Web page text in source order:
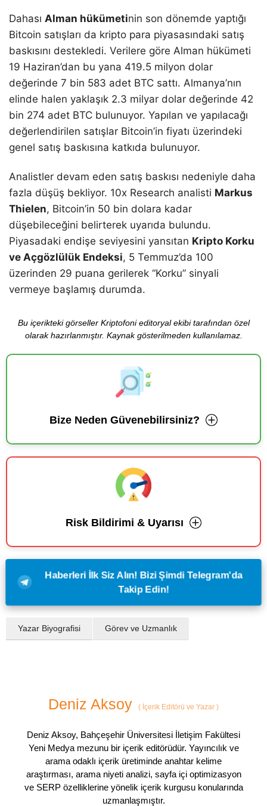
Dahası Alman hükümetinin son dönemde yaptığı
Bitcoin satışları da kripto para piyasasındaki satış
baskısını destekledi. Verilere göre Alman hükümeti
19 Haziran’dan bu yana 419.5 milyon dolar
değerinde 7 bin 583 adet BTC sattı. Almanya’nın
elinde halen yaklaşık 2.3 milyar dolar değerinde 42
bin 274 adet BTC bulunuyor. Yapılan ve yapılacağı
değerlendirilen satışlar Bitcoin’in fiyatı üzerindeki
genel satış baskısına katkıda bulunuyor.
Analistler devam eden satış baskısı nedeniyle daha
fazla düşüş bekliyor. 10x Research analisti Markus
Thielen, Bitcoin’in 50 bin dolara kadar
düşebileceğini belirterek uyarıda bulundu.
Piyasadaki endişe seviyesini yansıtan Kripto Korku
ve Açgözlülük Endeksi, 5 Temmuz’da 100
üzerinden 29 puana gerilerek “Korku” sinyali
vermeye başlamış durumda.
Bu içerikteki görseller Kriptofoni editoryal ekibi tarafından özel
olarak hazırlanmıştır. Kaynak gösterilmeden kullanılamaz.
Bize Neden Güvenebilirsiniz?
Risk Bildirimi & Uyarısı
Haberleri İlk Siz Alın! Bizi Şimdi Telegram'da
Takip Edin!
Yazar Biyografisi Görev ve Uzmanlık
Deniz Aksoy ( İçerik Editörü ve Yazar )
Deniz Aksoy, Bahçeşehir Üniversitesi İletişim Fakültesi
Yeni Medya mezunu bir içerik editörüdür. Yayıncılık ve
arama odaklı içerik üretiminde anahtar kelime
araştırması, arama niyeti analizi, sayfa içi optimizasyon
ve SERP özelliklerine yönelik içerik kurgusu konularında
uzmanlaşmıştır.